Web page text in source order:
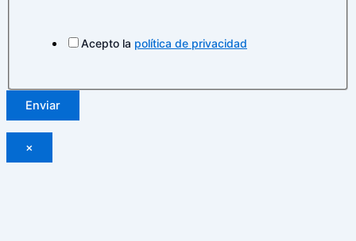
Acepto la política de privacidad
Enviar
×